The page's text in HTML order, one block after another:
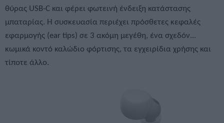
θύρας USB-C και φέρει φωτεινή ένδειξη κατάστασης
μπαταρίας. Η συσκευασία περιέχει πρόσθετες κεφαλές
εφαρμογής (ear tips) σε 3 ακόμη μεγέθη, ένα σχεδόν...
κωμικά κοντό καλώδιο φόρτισης, τα εγχειρίδια χρήσης και
τίποτε άλλο.